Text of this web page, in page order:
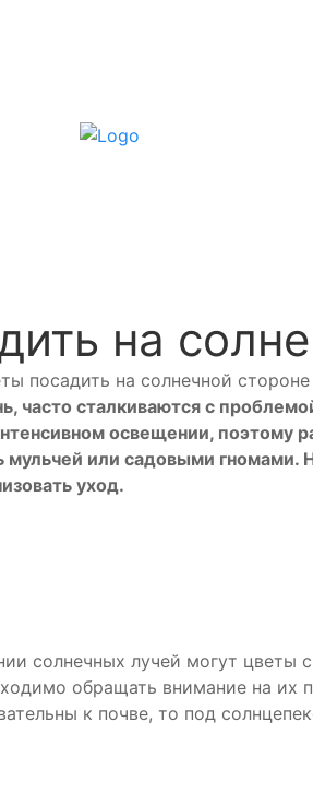
на
посадить на солнечной стороне
часто сталкиваются с
освещении, поэтому
мульчей или садовыми
уход.
солнечных лучей могут
обращать внимание на их
к почве, то под